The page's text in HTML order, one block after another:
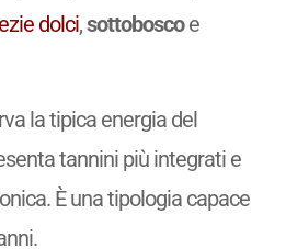
dolci,sottoboscoe
la tipica energia del
tannini più integrati e
È una tipologia capace